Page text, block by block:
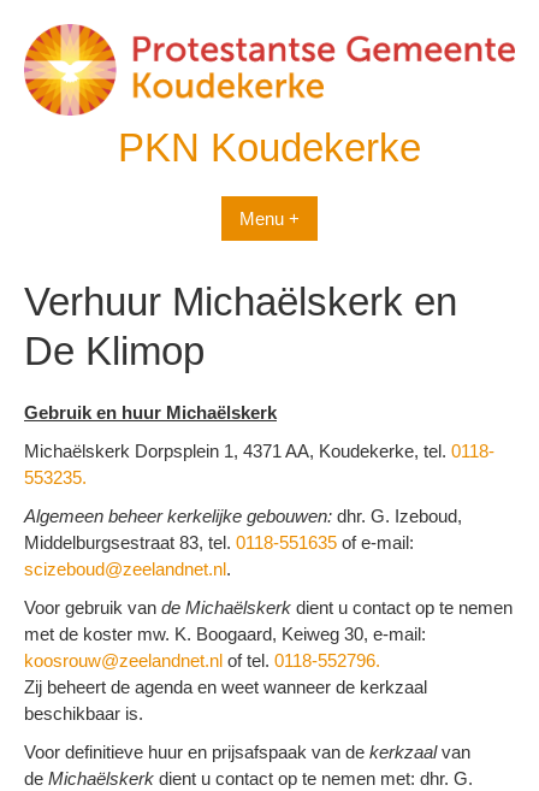
naar
inhoud
PKN Koudekerke
Menu +
Verhuur Michaëlskerk en
De Klimop
Gebruik en huur Michaëlskerk
Michaëlskerk Dorpsplein 1, 4371 AA, Koudekerke, tel. 0118-
553235.
Algemeen beheer kerkelijke gebouwen: dhr. G. Izeboud,
Middelburgsestraat 83, tel. 0118-551635 of e-mail:
scizeboud@zeelandnet.nl.
Voor gebruik van de Michaëlskerk dient u contact op te nemen
met de koster mw. K. Boogaard, Keiweg 30, e-mail:
koosrouw@zeelandnet.nl of tel. 0118-552796.
Zij beheert de agenda en weet wanneer de kerkzaal
beschikbaar is.
Voor definitieve huur en prijsafspaak van de kerkzaalvan
de Michaëlskerk dient u contact op te nemen met: dhr. G.